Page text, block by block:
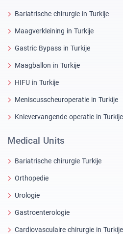
Bariatrische chirurgie in Turkije
Maagverkleining in Turkije
Gastric Bypass in Turkije
Maagballon in Turkije
HIFU in Turkije
Meniscusscheuroperatie in Turkije
Knievervangende operatie in Turkije
Medical Units
Bariatrische chirurgie Turkije
Orthopedie
Urologie
Gastroenterologie
Cardiovasculaire chirurgie in Turkije